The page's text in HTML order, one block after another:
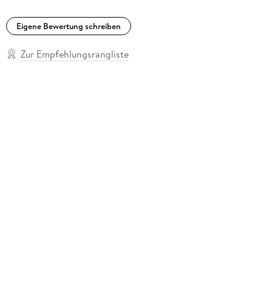
Eigene Bewertung schreiben
Zur Empfehlungsrangliste